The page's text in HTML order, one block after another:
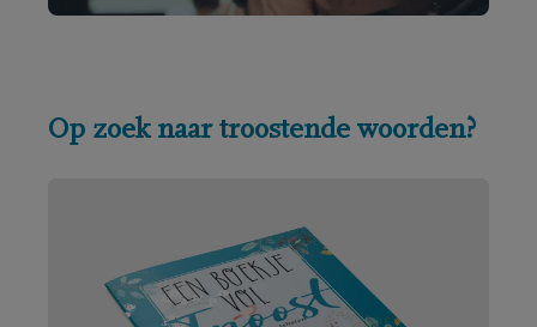
Op zoek naar troostende woorden?